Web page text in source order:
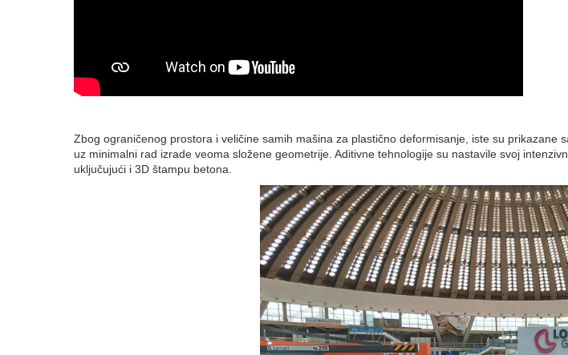
Zbog ograničenog prostora i veličine samih mašina za plastično deformisanje, iste su
uz minimalni rad izrade veoma složene geometrije. Aditivne tehnologije su nastavile svoj
uključujući i 3D štampu betona.